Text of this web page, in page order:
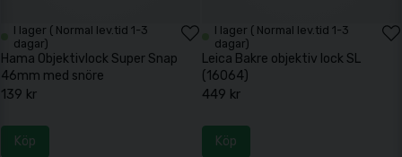
I lager ( Normal lev.tid 1-3
dagar)
Hama Objektivlock Super Snap
46mm med snöre
139 kr
Köp
I lager ( Normal lev.tid 1-3
dagar)
Leica Bakre objektiv lock SL
(16064)
449 kr
Köp